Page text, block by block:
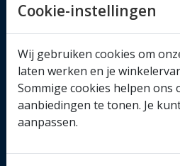
Cookie-instellingen
Wij gebruiken cookies om
laten werken en je
Sommige cookies helpen ons
aanbiedingen te tonen. Je
aanpassen.